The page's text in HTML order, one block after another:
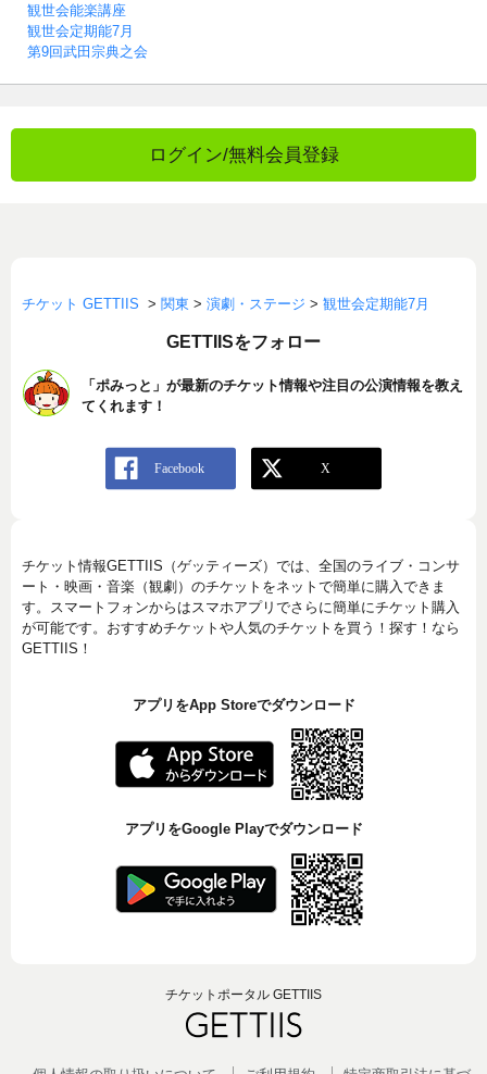
観世会能楽講座
観世会定期能7月
第9回武田宗典之会
ログイン/無料会員登録
チケット GETTIIS > 関東 > 演劇・ステージ > 観世会定期能7月
GETTIISをフォロー
「ポみっと」が最新のチケット情報や注目の公演情報を教え
てくれます！
チケット情報GETTIIS（ゲッティーズ）では、全国のライブ・コンサ
ート・映画・音楽（観劇）のチケットをネットで簡単に購入できま
す。スマートフォンからはスマホアプリでさらに簡単にチケット購入
が可能です。おすすめチケットや人気のチケットを買う！探す！なら
GETTIIS！
アプリをApp Storeでダウンロード
アプリをGoogle Playでダウンロード
チケットポータル GETTIIS